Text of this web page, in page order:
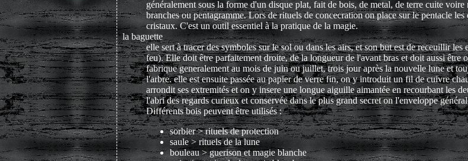
généralement sous la forme d'un disque plat, fait de bois, de metal, de terre cuite
branches ou pentagramme. Lors de rituels de concecration on place sur le pentacle
cristaux. C'est un outil essentiel à la pratique de la magie.
la baguette
elle sert à tracer des symboles sur le sol ou dans les airs, et son but est de receuillir
feu). Elle doit être parfaitement droite, de la longueur de l'avant bras et doit aussi être
fabrique generalement au mois de juin ou juillet, trois jour après la nouvelle lune et
l'arbre. elle est ensuite passée au papier de verre fin, on y introduit un fil de cuivre
arrondit ses extremités et on y insere une longue aiguille aimantée en recourbant les
l'abri des regards curieux et conservée dans le plus grand secret on l'enveloppe
Différents bois peuvent être utilisés :
sorbier > rituels de protection
saule > rituels de la lune
bouleau > guerison et magie blanche